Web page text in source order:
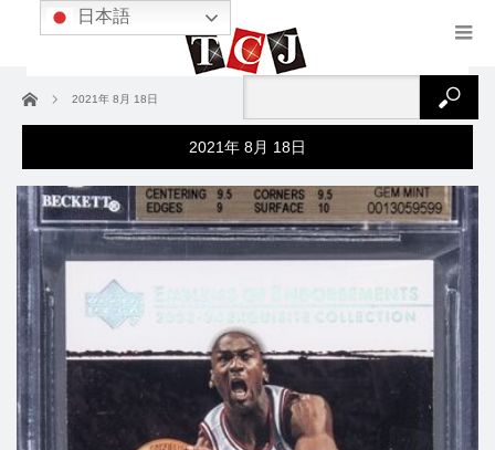
ホーム 2021年 8月 18日
2021年 8月 18日
日本語